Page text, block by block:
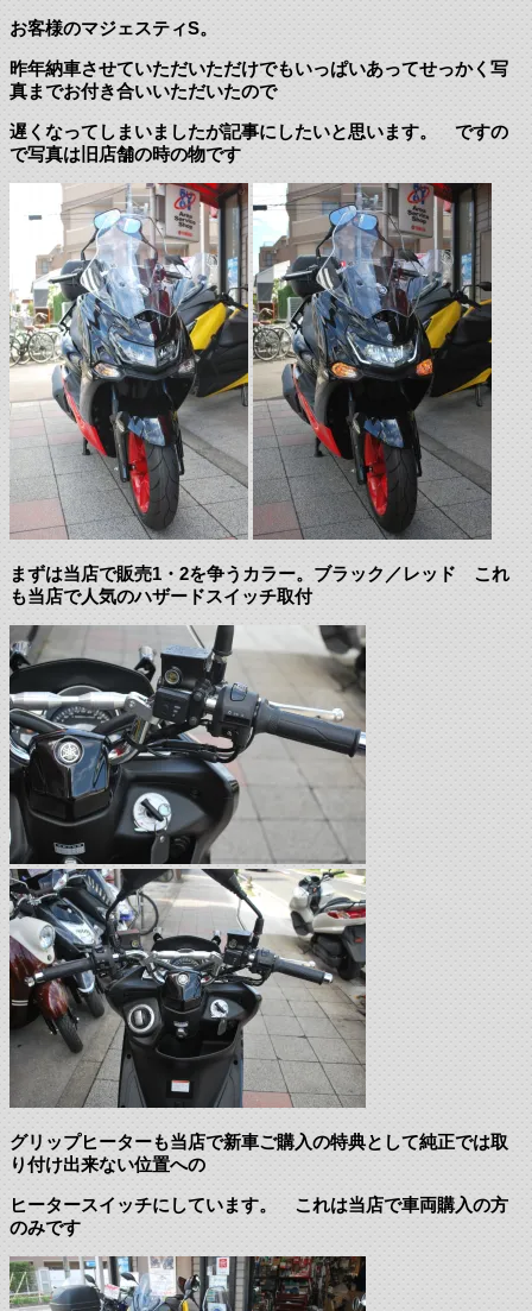
お客様のマジェスティS。
昨年納車させていただいただけでもいっぱいあってせっかく写
真までお付き合いいただいたので
遅くなってしまいましたが記事にしたいと思います。 ですの
で写真は旧店舗の時の物です
まずは当店で販売1・2を争うカラー。ブラック／レッド これ
も当店で人気のハザードスイッチ取付
グリップヒーターも当店で新車ご購入の特典として純正では取
り付け出来ない位置への
ヒータースイッチにしています。 これは当店で車両購入の方
のみです